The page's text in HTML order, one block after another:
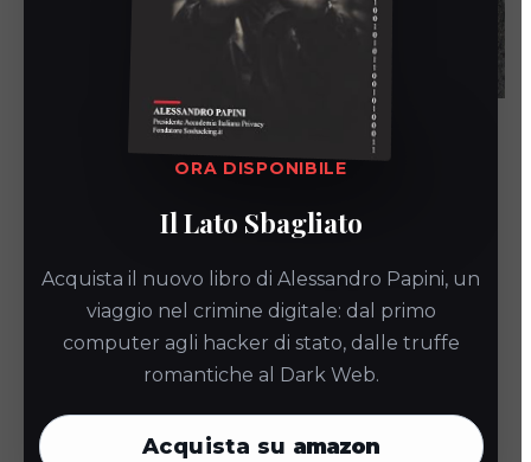
ORA DISPONIBILE
Il Lato Sbagliato
Acquista il nuovo libro di Alessandro Papini, un
viaggio nel crimine digitale: dal primo
computer agli hacker di stato, dalle truffe
romantiche al Dark Web.
Acquista su amazon
Videosorveglianza condominio:
conformità e vantaggi
Alessandro Papini
Articolo9 Giugno 2026
Videosorveglianza condominio: conformità e
opportunità La videosorveglianza condominiale è un
tema di grande attualità e rilevanza per i
regole stringenti del GDPR…